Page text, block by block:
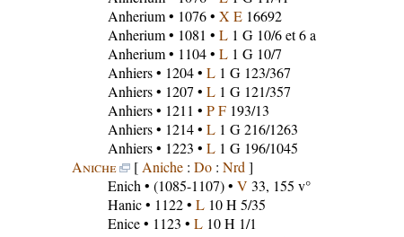
Anherium• 1076 • X E16692
Anherium• 1081 • L1 G 10/6 et 6 a
Anherium• 1104 • L1 G 10/7
Anhiers• 1204 • L1 G 123/367
Anhiers• 1207 • L1 G 121/357
Anhiers• 1211 • P F193/13
Anhiers• 1214 • L1 G 216/1263
Anhiers• 1223 • L1 G 196/1045
Aniche
[ Aniche: Do: Nrd ]
Enich • (1085-1107) • V 33, 155 v°
Hanic• 1122 • L10 H 5/35
Enice• 1123 • L10 H 1/1